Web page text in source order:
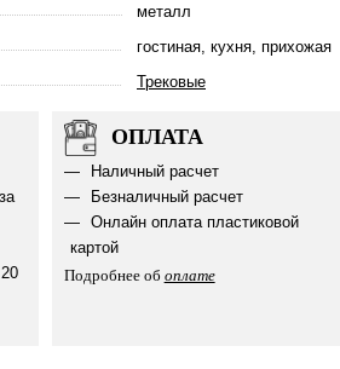
металл
гостиная, кухня, прихожая
Трековые
ОПЛАТА
Наличный расчет
Безналичный расчет
Онлайн оплата пластиковой
картой
Подробнее об оплате